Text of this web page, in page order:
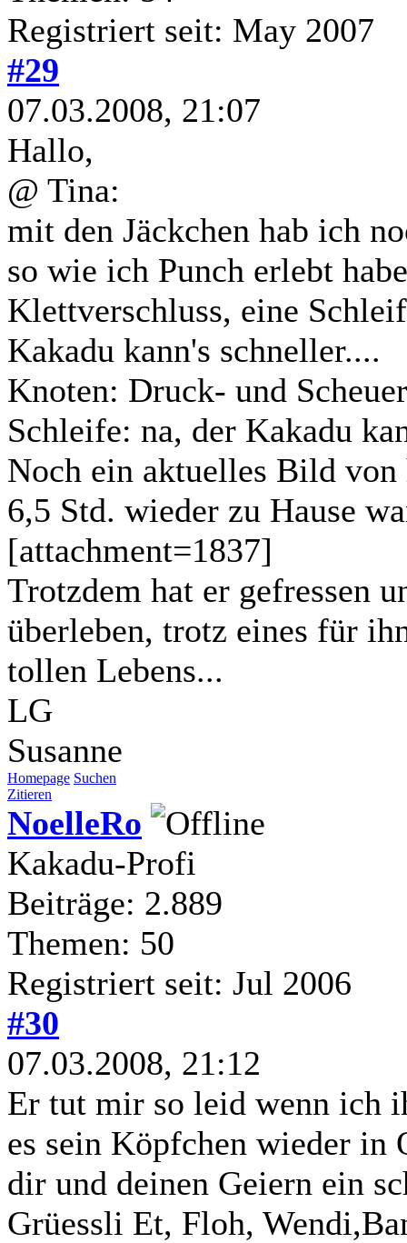
Registriert seit: May 2007
#29
07.03.2008, 21:07
Hallo,
@ Tina:
mit den Jäckchen hab ich
so wie ich Punch erlebt
Klettverschluss, eine
Kakadu kann's schneller....
Knoten: Druck- und
Schleife: na, der Kakadu
Noch ein aktuelles Bild
6,5 Std. wieder zu Hause
[attachment=1837]
Trotzdem hat er gefressen
überleben, trotz eines für
tollen Lebens...
LG
Susanne
Homepage Suchen
Zitieren
NoelleRo
Kakadu-Profi
Beiträge: 2.889
Themen: 50
Registriert seit: Jul 2006
#30
07.03.2008, 21:12
Er tut mir so leid wenn ich
es sein Köpfchen wieder in
dir und deinen Geiern ein
Grüessli Et, Floh,